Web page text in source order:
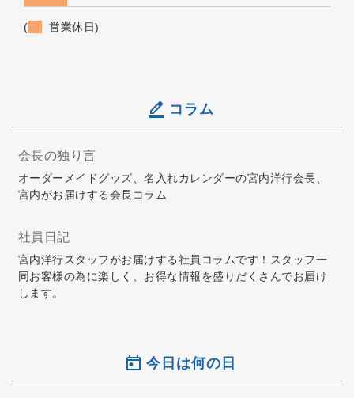
( 営業休日)
コラム
会長の独り言
オーダーメイドグッズ、名入れカレンダーの宮内洋行会長、
宮内がお届けする会長コラム
社員日記
宮内洋行スタッフがお届けする社員コラムです！スタッフ一
同お客様の為に楽しく、お得な情報を盛りだくさんでお届け
します。
今日は何の日